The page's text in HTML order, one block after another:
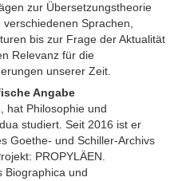
zur Übersetzungstheorie
Sprachen,
bis zur Frage der Aktualität
Relevanz für die
unserer Zeit.
Angabe
hat Philosophie und
studiert. Seit 2016 ist er
Goethe- und Schiller-Archivs
PROPYLÄEN.
Biographica und